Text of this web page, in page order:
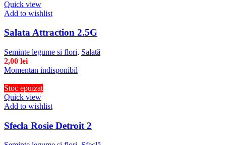
Quick view
Add to wishlist
Salata Attraction 2.5G
Seminte legume si flori, Salată
2,00 lei
Momentan indisponibil
Stoc epuizat
Quick view
Add to wishlist
Sfecla Rosie Detroit 2